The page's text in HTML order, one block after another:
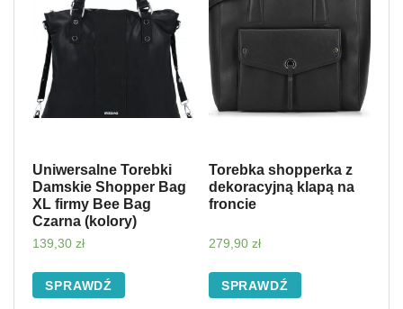
Uniwersalne Torebki
Damskie Shopper Bag
XL firmy Bee Bag
Czarna (kolory)
139,30 zł
SPRAWDŹ
Torebka shopperka z
dekoracyjną klapą na
froncie
279,90 zł
SPRAWDŹ